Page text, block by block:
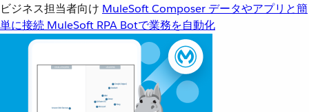
ビジネス担当者向け MuleSoft Composer データやアプリと簡
単に接続 MuleSoft RPA Botで業務を自動化